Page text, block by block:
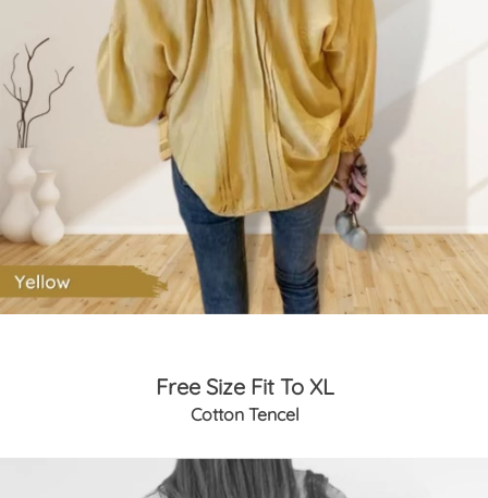
Free Size Fit To XL
Cotton Tencel